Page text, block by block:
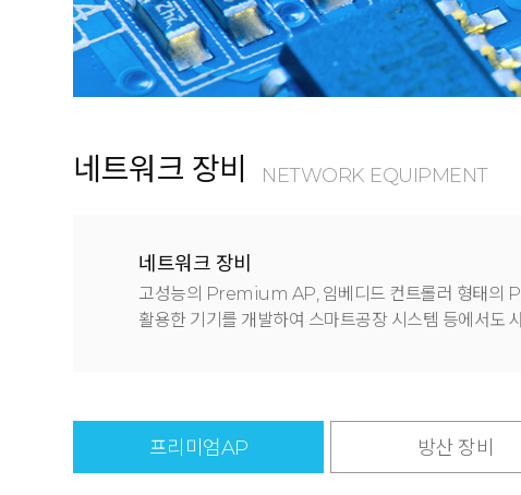
네트워크 장비 NETWORK EQUIPMENT
네트워크 장비
고성능의 Premium AP, 임베디드 컨트롤러 형태의
활용한 기기를 개발하여 스마트공장 시스템 등에서도
프리미엄AP 방산 장비